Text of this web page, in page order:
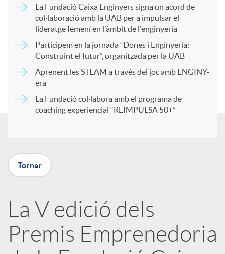
r
X
La Fundació Caixa Enginyers signa un acord de
col·laboració amb la UAB per a impulsar el
lideratge femení en l'àmbit de l'enginyeria
Participem en la jornada “Dones i Enginyeria:
Construint el futur”, organitzada per la UAB
Aprenent les STEAM a través del joc amb ENGINY-
era
La Fundació col·labora amb el programa de
coaching experiencial “REIMPULSA 50+”
Tornar
La V edició dels
Premis Emprenedoria